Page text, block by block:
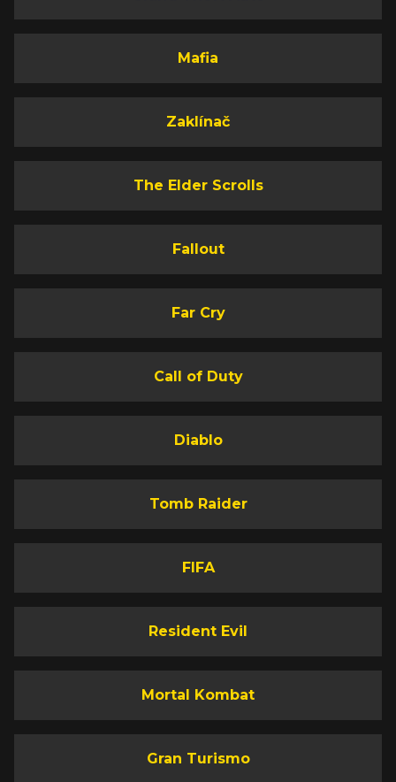
Mafia
Zaklínač
The Elder Scrolls
Fallout
Far Cry
Call of Duty
Diablo
Tomb Raider
FIFA
Resident Evil
Mortal Kombat
Gran Turismo